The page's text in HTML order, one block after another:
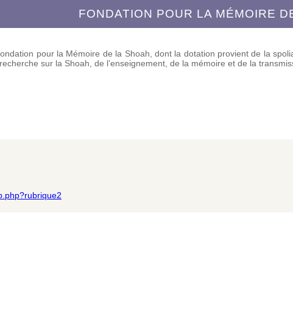
FONDATION POUR LA MÉMOIRE
pour la Mémoire de la Shoah, dont la dotation provient de la
sur la Shoah, de l’enseignement, de la mémoire et de la